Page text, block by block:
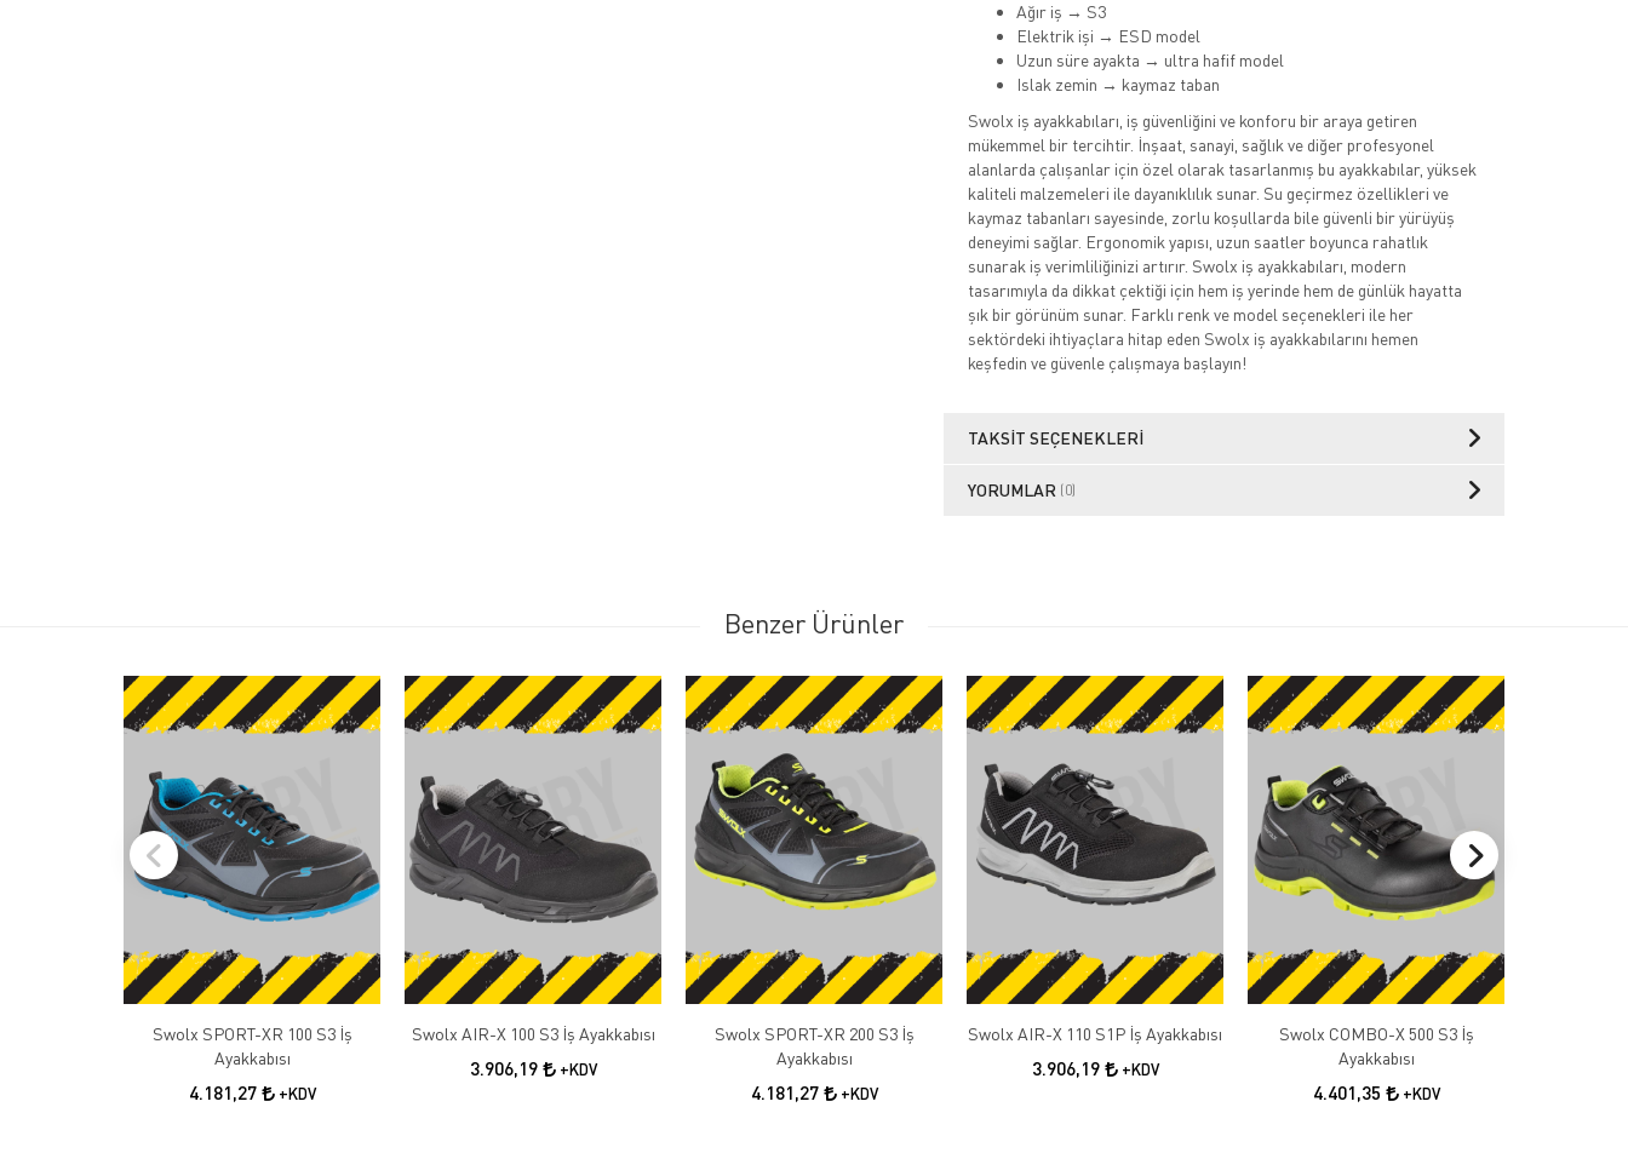
Ağır iş → S3
Elektrik işi → ESD model
Uzun süre ayakta → ultra hafif model
Islak zemin → kaymaz taban
Swolx iş ayakkabıları, iş güvenliğini ve konforu bir araya getiren
mükemmel bir tercihtir. İnşaat, sanayi, sağlık ve diğer profesyonel
alanlarda çalışanlar için özel olarak tasarlanmış bu ayakkabılar, yüksek
kaliteli malzemeleri ile dayanıklılık sunar. Su geçirmez özellikleri ve
kaymaz tabanları sayesinde, zorlu koşullarda bile güvenli bir yürüyüş
deneyimi sağlar. Ergonomik yapısı, uzun saatler boyunca rahatlık
sunarak iş verimliliğinizi artırır. Swolx iş ayakkabıları, modern
tasarımıyla da dikkat çektiği için hem iş yerinde hem de günlük hayatta
şık bir görünüm sunar. Farklı renk ve model seçenekleri ile her
sektördeki ihtiyaçlara hitap eden Swolx iş ayakkabılarını hemen
keşfedin ve güvenle çalışmaya başlayın!
TAKSIT SEÇENEKLERI
YORUMLAR (0)
Benzer Ürünler
Swolx SPORT-XR 100 S3 İş
Ayakkabısı
4.181,27 +KDV
Swolx AIR-X 100 S3 İş Ayakkabısı
3.906,19 +KDV
Swolx SPORT-XR 200 S3 İş
Ayakkabısı
4.181,27 +KDV
Swolx AIR-X 110 S1P İş Ayakkabısı
3.906,19 +KDV
Swolx COMBO-X 500 S3 İş
Ayakkabısı
4.401,35 +KDV